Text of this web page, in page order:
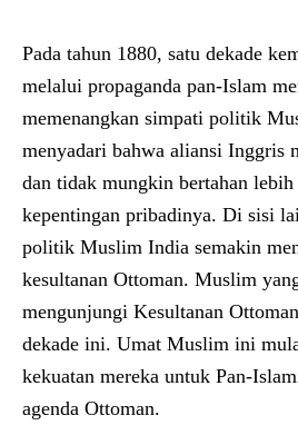
Pada tahun 1880, satu dekade
melalui propaganda pan-Islam
memenangkan simpati politik
menyadari bahwa aliansi Inggris
dan tidak mungkin bertahan
kepentingan pribadinya. Di sisi
politik Muslim India semakin
kesultanan Ottoman. Muslim
mengunjungi Kesultanan
dekade ini. Umat ​​Muslim ini
kekuatan mereka untuk Pan-
agenda Ottoman.